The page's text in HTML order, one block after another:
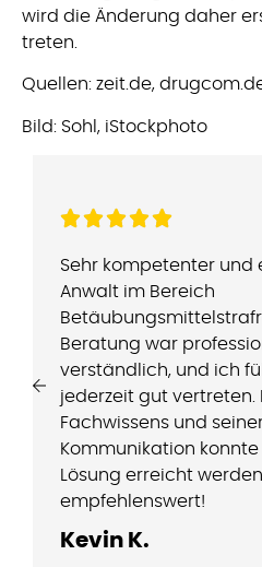
wird die Änderung daher
treten.
Quellen: zeit.de,
Bild: Sohl, iStockphoto
Sehr kompetenter und
Anwalt im Bereich
Beratung war
verständlich, und ich
jederzeit gut vertreten.
Fachwissens und
Kommunikation
Lösung erreicht
empfehlenswert!
Kevin K.